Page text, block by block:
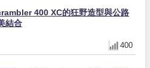
400 XC的狂野造型與公路
結合
400